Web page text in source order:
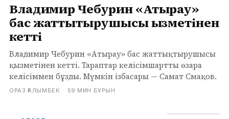
Владимир Чебурин «Атырау»
бас жаттықтырушысы қызметінен
кетті
Владимир Чебурин «Атырау» бас жаттықтырушысы
қызметінен кетті. Тараптар келісімшартты өзара
келісіммен бұзды. Мүмкін ізбасары — Самат Смақов.
ОРАЗ ҒАЛЫМБЕК · 59 МИН БҰРЫН